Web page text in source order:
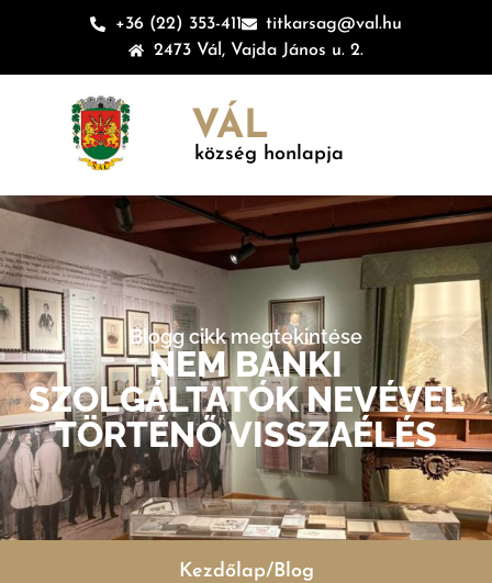
+36 (22) 353-411
titkarsag@val.hu
2473 Vál, Vajda János u. 2.
VÁL
község honlapja
Blogg cikk megtekintése
NEM BANKI
SZOLGÁLTATÓK NEVÉVEL
TÖRTÉNŐ VISSZAÉLÉS
Kezdőlap/Blog